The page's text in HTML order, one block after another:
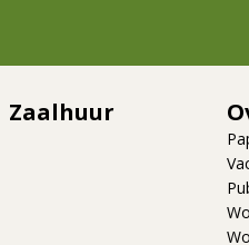
Zaalhuur